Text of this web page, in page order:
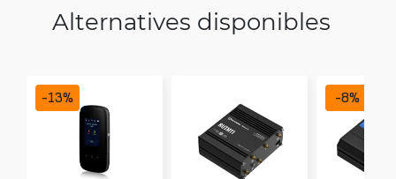
Alternatives disponibles
-13% -8%